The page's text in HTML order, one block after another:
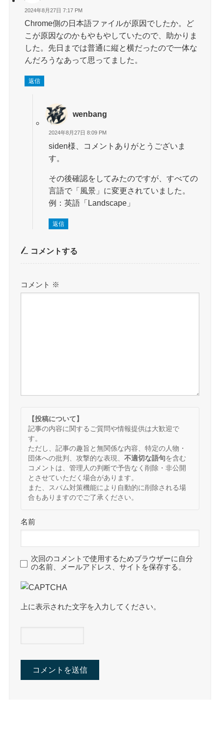
2024年8月27日 7:17 PM
Chrome側の日本語ファイルが原因でしたか。ど
こが原因なのかもやもやしていたので、助かりま
した。先日までは普通に縦と横だったので一体な
んだろうなあって思ってました。
返信
wenbang
2024年8月27日 8:09 PM
siden様、コメントありがとうございま
す。
その後確認をしてみたのですが、すべての
言語で「風景」に変更されていました。
例：英語「Landscape」
返信
コメントする
コメント ※
【投稿について】
記事の内容に関するご質問や情報提供は大歓迎で
す。
ただし、記事の趣旨と無関係な内容、特定の人物・
団体への批判、攻撃的な表現、 不適切な語句を含む
コメントは、管理人の判断で予告なく削除・非公開
とさせていただく場合があります。
また、スパム対策機能により自動的に削除される場
合もありますのでご了承ください。
名前
次回のコメントで使用するためブラウザーに自分
の名前、メールアドレス、サイトを保存する。
上に表示された文字を入力してください。